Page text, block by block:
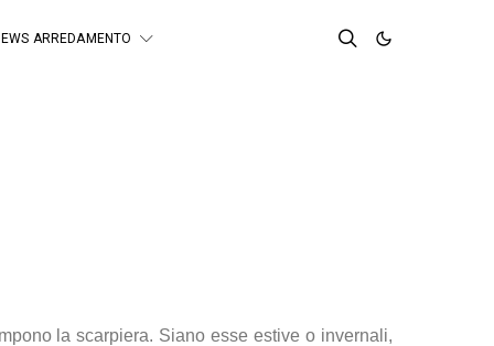
ARREDAMENTO
la scarpiera. Siano esse estive o invernali,